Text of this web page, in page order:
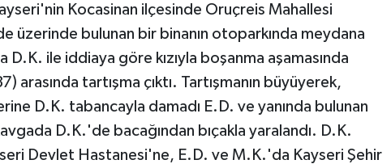
Kocasinan ilçesinde Oruçreis Mahallesi
üzerinde bulunan bir binanın otoparkında meydana
D.K. ile iddiaya göre kızıyla boşanma aşamasında
arasında tartışma çıktı. Tartışmanın büyüyerek,
D.K. tabancayla damadı E.D. ve yanında bulunan
D.K.'de bacağından bıçakla yaralandı. D.K.
Devlet Hastanesi'ne, E.D. ve M.K.'da Kayseri Şehir